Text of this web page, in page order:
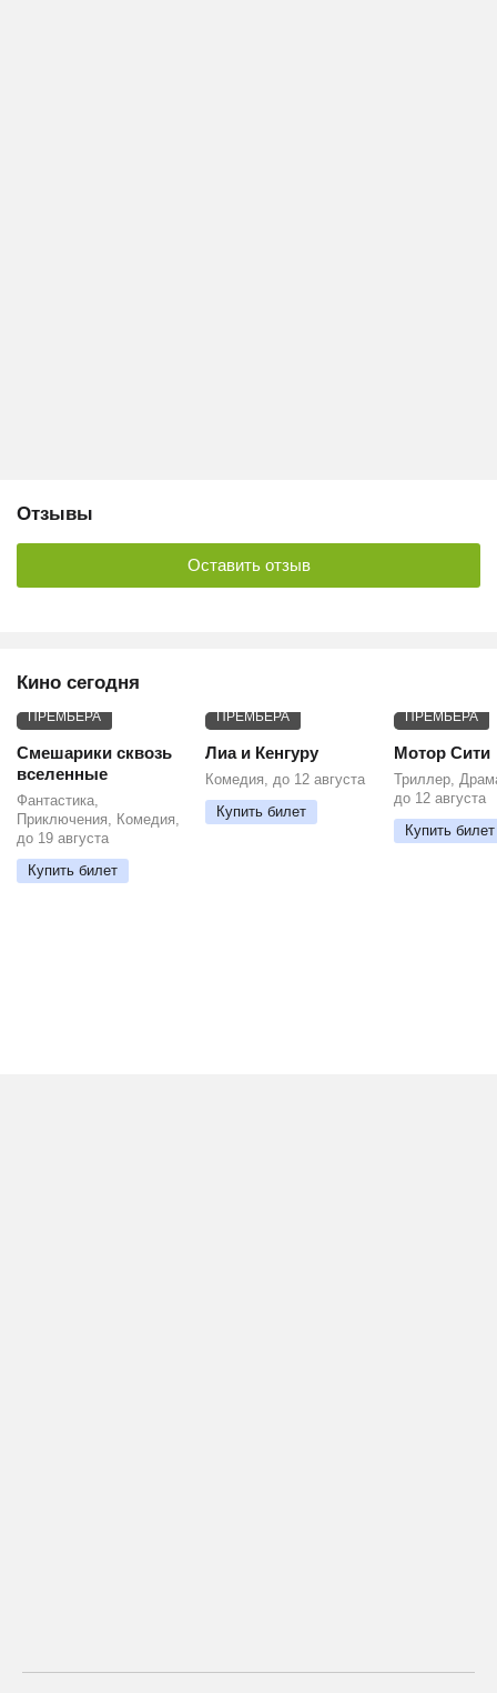
Отзывы
Оставить отзыв
Кино сегодня
ПРЕМЬЕРА
Смешарики сквозь
вселенные
Фантастика,
Приключения, Комедия,
до 19 августа
Купить билет
ПРЕМЬЕРА
Лиа и Кенгуру
Комедия, до 12 августа
Купить билет
ПРЕМЬЕРА
Мотор Сити
Триллер,
до 12 августа
Купить билет